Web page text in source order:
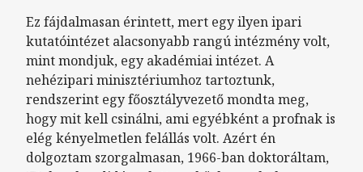
Ez fájdalmasan érintett, mert egy ilyen ipari
kutatóintézet alacsonyabb rangú intézmény volt,
mint mondjuk, egy akadémiai intézet. A
nehézipari minisztériumhoz tartoztunk,
rendszerint egy főosztályvezető mondta meg,
hogy mit kell csinálni, ami egyébként a profnak is
elég kényelmetlen felállás volt. Azért én
dolgoztam szorgalmasan, 1966-ban doktoráltam,